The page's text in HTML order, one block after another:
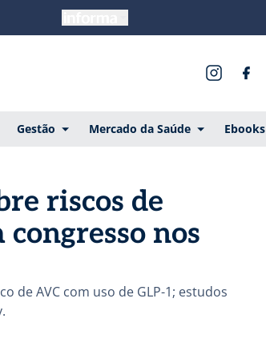
Gestão Mercado da Saúde Ebooks
riscos de
nos
de AVC com uso de GLP-1; estudos